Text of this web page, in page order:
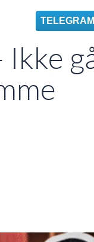
TELEGRAM